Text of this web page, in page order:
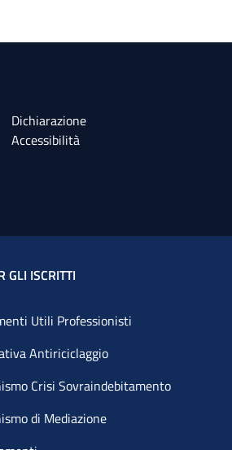
Dichiarazione
Accessibilità
GLI ISCRITTI
Utili Professionisti
Antiriciclaggio
Crisi Sovraindebitamento
di Mediazione